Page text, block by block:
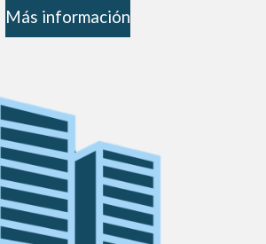
Más información